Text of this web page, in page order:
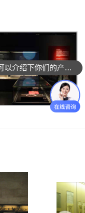
可以介绍下你们的产品么？